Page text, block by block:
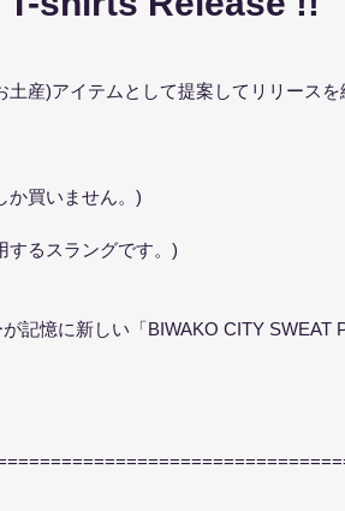
産)アイテムとして提案してリリース
か買いません。)
するスラングです。)
記憶に新しい「BIWAKO CITY SWEAT